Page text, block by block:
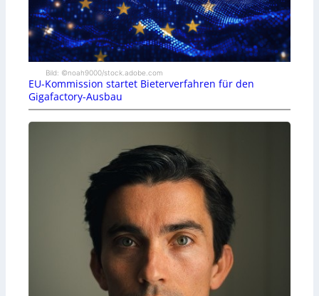
Bild: ©noah9000/stock.adobe.com
EU-Kommission startet Bieterverfahren für den
Gigafactory-Ausbau